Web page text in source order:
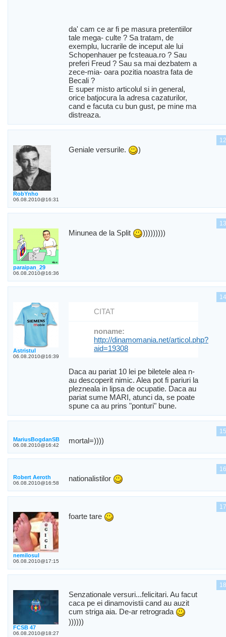
da' cam ce ar fi pe masura pretentiilor
tale mega- culte ? Sa tratam, de
exemplu, lucrarile de inceput ale lui
Schopenhauer pe fcsteaua.ro ? Sau
preferi Freud ? Sau sa mai dezbatem a
zece-mia- oara pozitia noastra fata de
Becali ?
E super misto articolul si in general,
orice batjocura la adresa cazaturilor,
cand e facuta cu bun gust, pe mine ma
distreaza.
12
RobYnho
06.08.2010@16:31
Geniale versurile. )
13
paraipan_29
06.08.2010@16:36
Minunea de la Split )))))))))
14
Astristul
06.08.2010@16:39
CITAT
noname:
http://dinamomania.net/articol.php?
aid=19308
Daca au pariat 10 lei pe biletele alea n-
au descoperit nimic. Alea pot fi pariuri la
plezneala in lipsa de ocupatie. Daca au
pariat sume MARI, atunci da, se poate
spune ca au prins "ponturi" bune.
15
MariusBogdanSB
06.08.2010@16:42
mortal=))))
16
Robert Aeroth
06.08.2010@16:58
nationalistilor
17
nemilosul
06.08.2010@17:15
foarte tare
18
FCSB 47
06.08.2010@18:27
Senzationale versuri...felicitari. Au facut
caca pe ei dinamovistii cand au auzit
cum striga aia. De-ar retrograda
))))))